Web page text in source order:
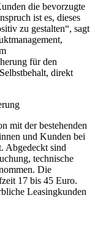
die bevorzugte
ist es, dieses
zu gestalten“, sagt
für den
direkt
mit der bestehenden
und Kunden bei
Abgedeckt sind
technische
Die
17 bis 45 Euro.
Leasingkunden